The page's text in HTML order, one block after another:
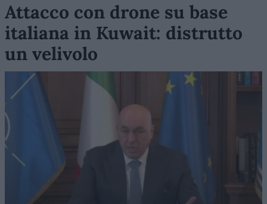
Attacco con drone su base
italiana in Kuwait: distrutto
un velivolo